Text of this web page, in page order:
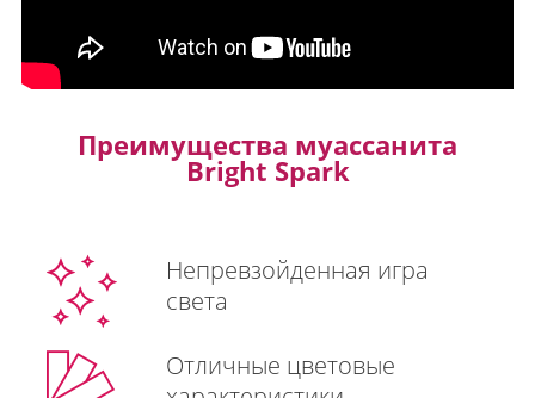
Преимущества муассанита
Bright Spark
Непревзойденная игра
света
Отличные цветовые